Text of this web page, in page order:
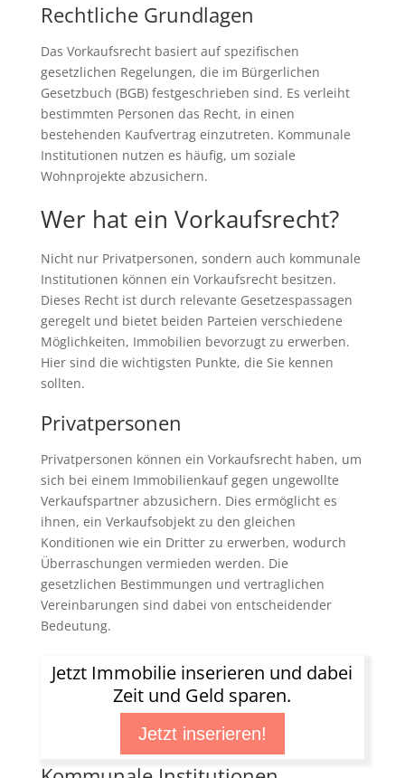
Rechtliche Grundlagen
Das Vorkaufsrecht basiert auf spezifischen
gesetzlichen Regelungen, die im Bürgerlichen
Gesetzbuch (BGB) festgeschrieben sind. Es verleiht
bestimmten Personen das Recht, in einen
bestehenden Kaufvertrag einzutreten. Kommunale
Institutionen nutzen es häufig, um soziale
Wohnprojekte abzusichern.
Wer hat ein Vorkaufsrecht?
Nicht nur Privatpersonen, sondern auch kommunale
Institutionen können ein Vorkaufsrecht besitzen.
Dieses Recht ist durch relevante Gesetzespassagen
geregelt und bietet beiden Parteien verschiedene
Möglichkeiten, Immobilien bevorzugt zu erwerben.
Hier sind die wichtigsten Punkte, die Sie kennen
sollten.
Privatpersonen
Privatpersonen können ein Vorkaufsrecht haben, um
sich bei einem Immobilienkauf gegen ungewollte
Verkaufspartner abzusichern. Dies ermöglicht es
ihnen, ein Verkaufsobjekt zu den gleichen
Konditionen wie ein Dritter zu erwerben, wodurch
Überraschungen vermieden werden. Die
gesetzlichen Bestimmungen und vertraglichen
Vereinbarungen sind dabei von entscheidender
Bedeutung.
Jetzt Immobilie inserieren und dabei
Zeit und Geld sparen.
Jetzt inserieren!